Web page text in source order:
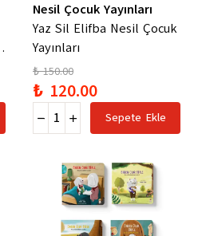
Nesil Çocuk Yayınları
Yaz Sil Elifba Nesil Çocuk
Yayınları
₺ 150.00
₺ 120.00
Sepete Ekle